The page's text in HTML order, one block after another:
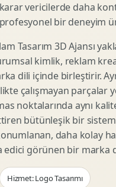
vericilerde daha
bir deneyim
Tasarım 3D Ajansı
kimlik, reklam
dili içinde birleştirir.
çalışmayan parçalar
noktalarında aynı
bütünleşik bir
daha kolay
edici görünen bir marka
Hizmet: Logo Tasarımı